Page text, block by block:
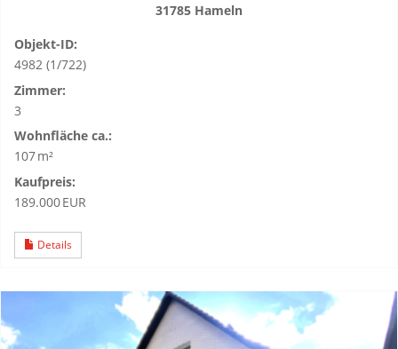
31785 Hameln
Objekt-ID:
4982 (1/722)
Zimmer:
3
Wohnfläche ca.:
107 m²
Kaufpreis:
189.000 EUR
Details